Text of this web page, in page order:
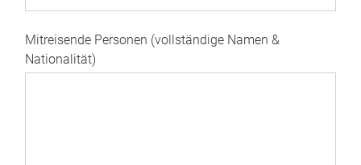
Mitreisende Personen (vollständige Namen &
Nationalität)